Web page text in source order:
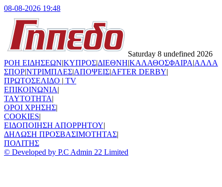
08-08-2026 19:48
Saturday 8 undefined 2026
ΡΟΗ ΕΙΔΗΣΕΩΝ|ΚΥΠΡΟΣ|ΔΙΕΘΝΗ|ΚΑΛΑΘΟΣΦΑΙΡΑ|ΑΛΛΑ
ΣΠΟΡ|ΝΤΡΙΜΠΛΕΣ|ΑΠΟΨΕΙΣ|AFTER DERBY|
ΠΡΩΤΟΣΕΛΙΔΟ | TV
ΕΠΙΚΟΙΝΩΝΙΑ|
TAYTOTHTA|
ΟΡΟΙ ΧΡΗΣΗΣ|
COOKIES|
ΕΙΔΟΠΟΙΗΣΗ ΑΠΟΡΡΗΤΟΥ|
ΔΗΛΩΣΗ ΠΡΟΣΒΑΣΙΜΟΤΗΤΑΣ|
ΠΟΛΙΤΗΣ
© Developed by P.C Admin 22 Limited